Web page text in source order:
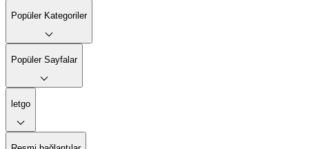
Popüler Kategoriler
Popüler Sayfalar
letgo